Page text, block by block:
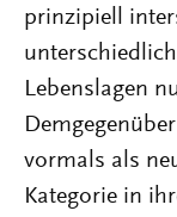
prinzipiell
Lebenslagen
vormals als
Kategorie in